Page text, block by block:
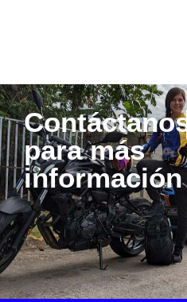
Contáctanos
para más
información